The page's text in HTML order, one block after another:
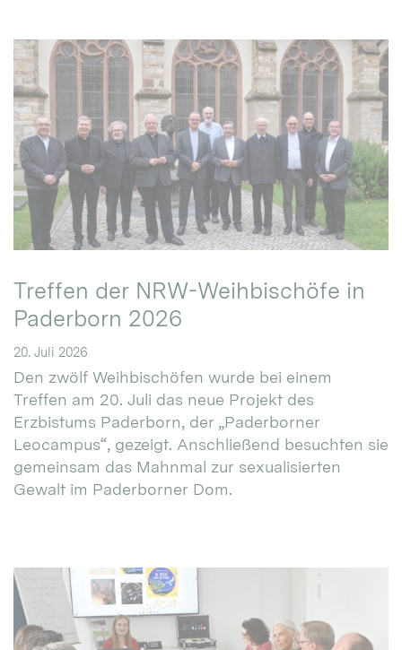
Treffen der NRW-Weihbischöfe in
Paderborn 2026
20. Juli 2026
Den zwölf Weihbischöfen wurde bei einem
Treffen am 20. Juli das neue Projekt des
Erzbistums Paderborn, der „Paderborner
Leocampus“, gezeigt. Anschließend besuchten sie
gemeinsam das Mahnmal zur sexualisierten
Gewalt im Paderborner Dom.